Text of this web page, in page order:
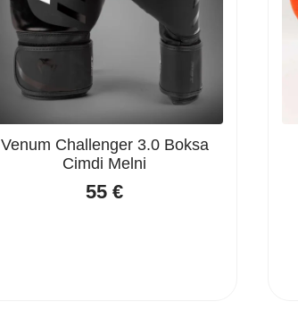
Venum Challenger 3.0 Boksa
Cimdi Melni
55€